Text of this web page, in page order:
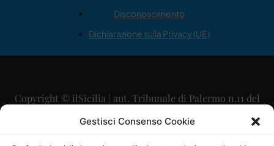
Gestisci Consenso Cookie
Disconoscimento
Dichiarazione sulla Privacy (UE)
Copyright © ilSicilia | aut. Tribunale di Palermo n.11 del
29/09/2015